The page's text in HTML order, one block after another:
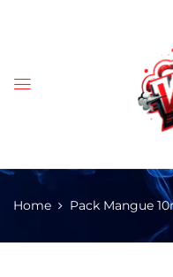
Home Pack Mangue